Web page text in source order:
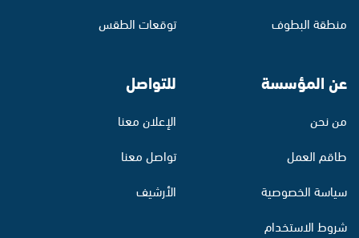
منطقة البطوف
توقعات الطقس
عن المؤسسة
من نحن
طاقم العمل
سياسة الخصوصية
شروط الاستخدام
للتواصل
الإعلان معنا
تواصل معنا
الأرشيف